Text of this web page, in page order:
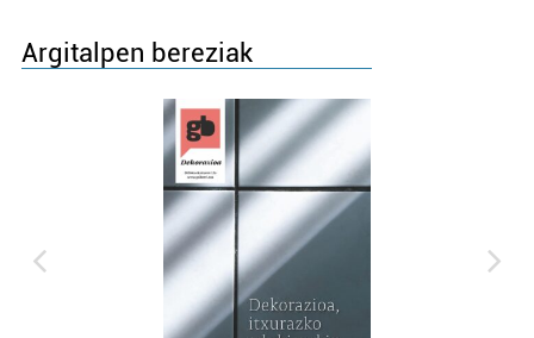
Argitalpen bereziak